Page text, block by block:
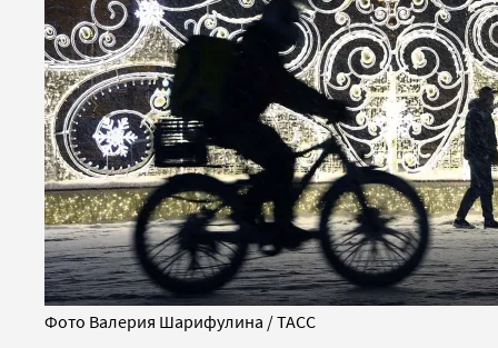
Фото Валерия Шарифулина / ТАСС